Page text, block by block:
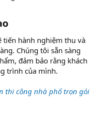
tiến hành nghiệm thu và
Chúng tôi sẵn sàng
đảm bảo rằng khách
trình của mình.
thi công nhà phố trọn gói